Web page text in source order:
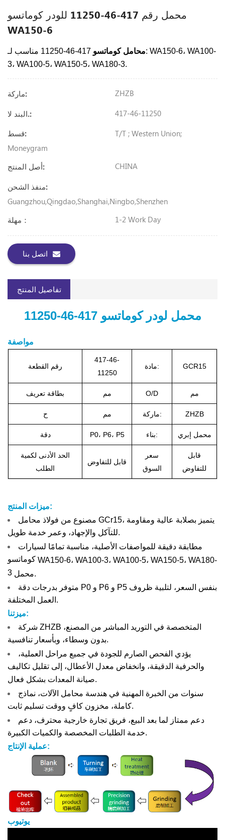
محمل رقم 417-46-11250 للودر كوماتسو
WA150-6
محامل كوماتسو417-46-11250 مناسب لـ: WA150-6، WA100-
3، WA100-5، WA150-5، WA180-3.
ماركة: ZHZB
البند لا.: 417-46-11250
قسط:
T/T ; Western Union;
Moneygram
أصل المنتج:
CHINA
منفذ الشحن:
Guangzhou,Qingdao,Shanghai,Ningbo,Shenzhen
مهلة：
1-2 Work Day
اتصل بنا
تفاصيل المنتج
محمل لودر كوماتسو 417-46-11250
مواصفة
رقم القطعة
417-46-
11250
مادة: GCR15
بطاقة تعريف مم O/D مم
ح مم ماركة: ZHZB
دقة P0، P6، P5 بناء: محمل إبري
الحد الأدنى لكمية
الطلب
قابل للتفاوض
سعر
السوق
قابل
للتفاوض
ميزات المنتج:
مصنوع من فولاذ محامل GCr15، يتميز بصلابة عالية ومقاومة
للتآكل والإجهاد، وعمر خدمة طويل.
مطابقة دقيقة للمواصفات الأصلية، مناسبة تمامًا لسيارات
WA150-6، WA100-3، WA100-5، WA150-5، WA180-
3
محمل.
متوفر بدرجات دقة P0 و P6 و P5 بنفس السعر، لتلبية ظروف
العمل المختلفة.
ميزتنا:
شركة ZHZB المتخصصة في التوريد المباشر من المصنع،
بدون وسطاء، وبأسعار تنافسية.
يؤدي الفحص الصارم للجودة في جميع مراحل العملية،
والحرفية الدقيقة، وانخفاض معدل الأعطال، إلى تقليل تكاليف
صيانة المعدات بشكل فعال.
سنوات من الخبرة المهنية في هندسة محامل الآلات، نماذج
كاملة، مخزون كافٍ ووقت تسليم ثابت.
دعم ممتاز لما بعد البيع، فريق تجارة خارجية محترف، دعم
خدمة الطلبات المخصصة والكميات الكبيرة.
عملية الإنتاج:
يوتيوب